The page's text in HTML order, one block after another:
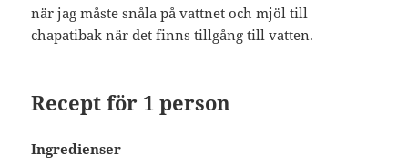
när jag måste snåla på vattnet och mjöl till
chapatibak när det finns tillgång till vatten.
Recept för 1 person
Ingredienser